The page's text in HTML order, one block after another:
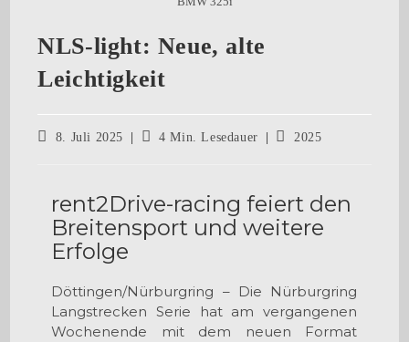
NLS-light: Neue, alte
Leichtigkeit
8. Juli 2025 4 Min. Lesedauer 2025
rent2Drive-racing feiert den
Breitensport und weitere
Erfolge
Döttingen/Nürburgring – Die Nürburgring
Langstrecken Serie hat am vergangenen
Wochenende mit dem neuen Format